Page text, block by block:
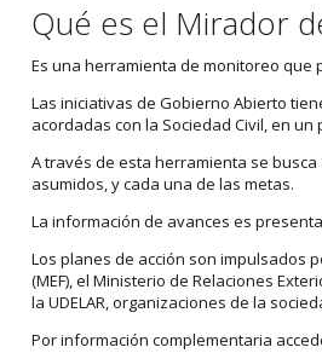
Qué es el Mirador
Es una herramienta de monitoreo que
Las iniciativas de Gobierno Abierto
acordadas con la Sociedad Civil, en
A través de esta herramienta se
asumidos, y cada una de las metas.
La información de avances es
Los planes de acción son impulsados
(MEF), el Ministerio de Relaciones
la UDELAR, organizaciones de la
Por información complementaria